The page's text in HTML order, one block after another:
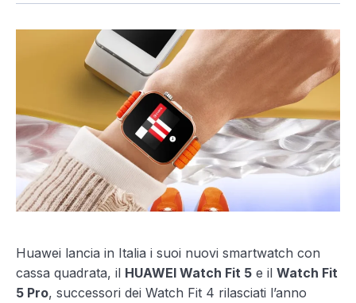
Huawei lancia in Italia i suoi nuovi smartwatch con
cassa quadrata, il HUAWEI Watch Fit 5 e il Watch Fit
5 Pro, successori dei Watch Fit 4 rilasciati l’anno